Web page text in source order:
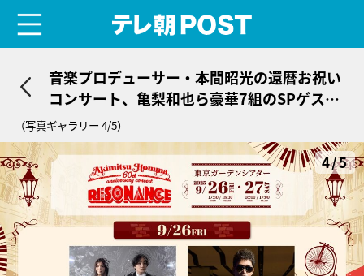
音楽プロデューサー・本間昭光の還暦お祝い
コンサート、亀梨和也ら豪華7組のSPゲスト
発表！
（写真ギャラリー 4/5）
4/5